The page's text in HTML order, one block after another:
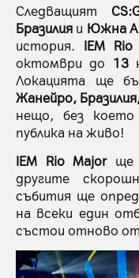
Следващият
Бразилия и Южна
история. IEM Rio
октомври до 13
Локацията ще
Жанейро,
нещо, без
публика на живо!
IEM Rio Major ще
другите
събития ще
на всеки един
състои отново от